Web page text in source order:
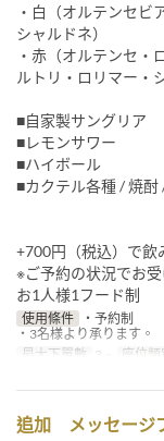
・白（オルテンセビ
シャルドネ）
・赤（オルテンセ・
ルトリ・ロリマー・
■自家製サングリア
■レモンサワー
■ハイボール
■カクテル各種 / 焼
+700円（税込）で飲
※ご予約の状況でお
お1人様1フード制
使用條件
・予約制
・3名様より承ります。
最大下單數
3 ~ 座位類
追加 メッセージ